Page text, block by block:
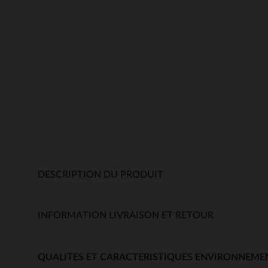
DESCRIPTION DU PRODUIT
INFORMATION LIVRAISON ET RETOUR
QUALITES ET CARACTERISTIQUES